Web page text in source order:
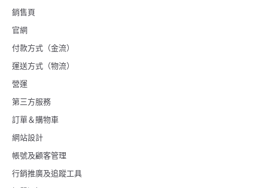
銷售頁
官網
付款方式（金流）
運送方式（物流）
營運
第三方服務
訂單＆購物車
網站設計
帳號及顧客管理
行銷推廣及追蹤工具